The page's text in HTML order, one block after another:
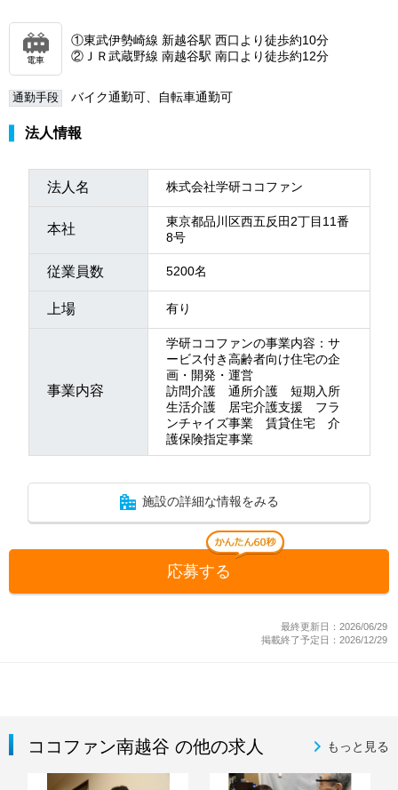
電車
①東武伊勢崎線 新越谷駅 西口より徒歩約10分
②ＪＲ武蔵野線 南越谷駅 南口より徒歩約12分
通勤手段 バイク通勤可、自転車通勤可
法人情報
法人名 株式会社学研ココファン
本社
東京都品川区西五反田2丁目11番
8号
従業員数 5200名
上場 有り
事業内容
学研ココファンの事業内容：サ
ービス付き高齢者向け住宅の企
画・開発・運営
訪問介護 通所介護 短期入所
生活介護 居宅介護支援 フラ
ンチャイズ事業 賃貸住宅 介
護保険指定事業
施設の詳細な情報をみる
応募する
最終更新日：2026/06/29
掲載終了予定日：2026/12/29
ココファン南越谷 の他の求人 もっと見る